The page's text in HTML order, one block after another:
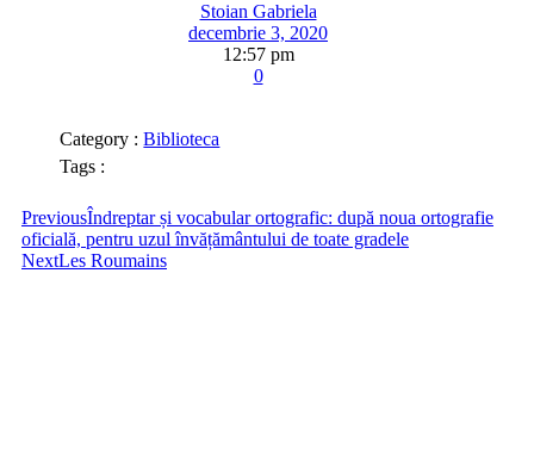
Stoian Gabriela
decembrie 3, 2020
12:57 pm
0
Category : Biblioteca
Tags :
PreviousÎndreptar și vocabular ortografic: după noua ortografie
oficială, pentru uzul învățământului de toate gradele
NextLes Roumains